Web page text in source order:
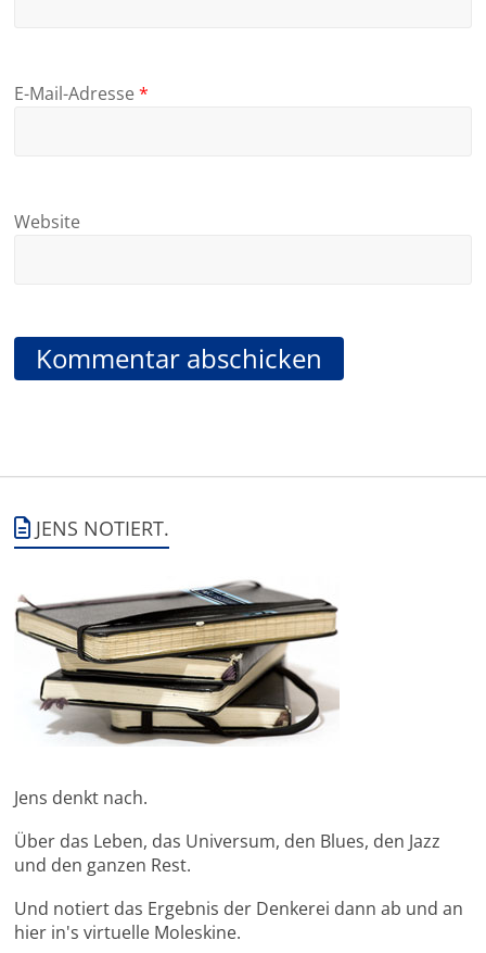
E-Mail-Adresse*
Website
JENS NOTIERT.
Jens denkt nach.
Über das Leben, das Universum, den Blues, den Jazz
und den ganzen Rest.
Und notiert das Ergebnis der Denkerei dann ab und an
hier in's virtuelle Moleskine.